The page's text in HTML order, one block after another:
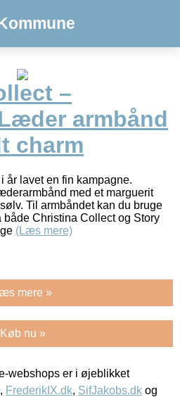
–
armbånd
charm
år lavet en fin kampagne.
med et marguerit
Til armbåndet kan du bruge
Christina Collect og Story
(Læs mere)
mere »
Køb nu »
webshops er i øjeblikket
, FrederikIX.dk, SifJakobs.dk og